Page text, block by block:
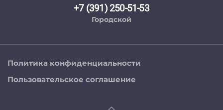
+7 (391) 250-51-53
Городской
Политика конфиденциальности
Пользовательское соглашение